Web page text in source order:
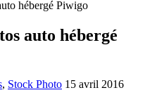
hébergé Piwigo
auto hébergé
, Stock Photo 15 avril 2016